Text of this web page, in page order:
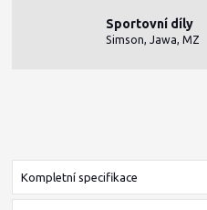
Sportovní díly
Simson, Jawa, MZ
Kompletní specifikace